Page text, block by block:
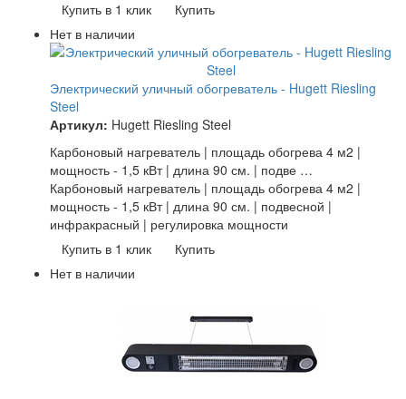
Купить в 1 клик
Купить
Нет в наличии
Электрический уличный обогреватель - Hugett Riesling
Steel
Артикул: Hugett Riesling Steel
Карбоновый нагреватель | площадь обогрева 4 м2 |
мощность - 1,5 кВт | длина 90 см. | подве …
Карбоновый нагреватель | площадь обогрева 4 м2 |
мощность - 1,5 кВт | длина 90 см. | подвесной |
инфракрасный | регулировка мощности
Купить в 1 клик
Купить
Нет в наличии